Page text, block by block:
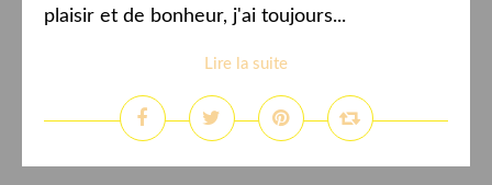
plaisir et de bonheur, j'ai toujours...
Lire la suite